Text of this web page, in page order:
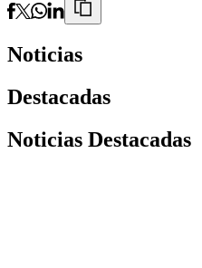
Noticias
Destacadas
Noticias Destacadas